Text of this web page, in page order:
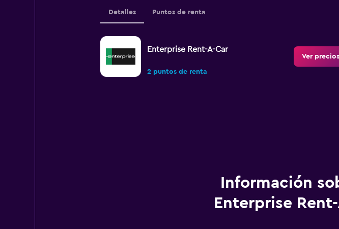
Detalles Puntos de renta
Enterprise Rent-A-Car
2 puntos de renta
Ver precios
Información
Enterprise